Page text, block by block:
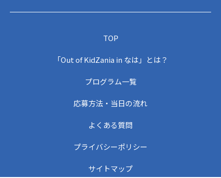
TOP
「Out of KidZania in なは」とは？
プログラム一覧
応募方法・当日の流れ
よくある質問
プライバシーポリシー
サイトマップ